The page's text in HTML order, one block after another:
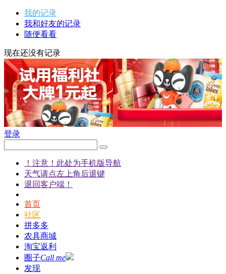
我的记录
我和好友的记录
随便看看
现在还没有记录
登录
！注意！此处为手机版导航
天气请点左上角后退键
退回客户端！
首页
社区
拼多多
农具商城
淘宝返利
圈子Call me
发现